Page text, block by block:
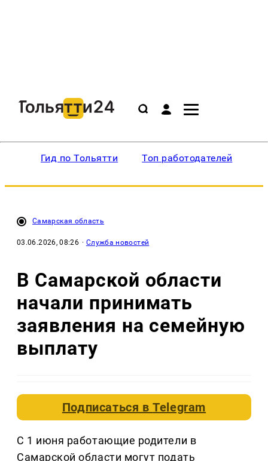
Гид по Тольятти Топ работодателей
Самарская область
03.06.2026, 08:26 · Служба новостей
В Самарской области
начали принимать
заявления на семейную
выплату
Подписаться вTelegram
С 1 июня работающие родители в
Самарской области могут подать